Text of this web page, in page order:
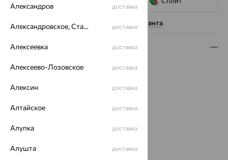
Нужна помощь консультанта
Описание
Вид изделия:гладкие
Металл:
Проба:585
Страна происхождения:
Бренд:АВРОРА
Александров доставка
Александровское, Ставропольский край доставка
Алексеевка доставка
Алексеево-Лозовское доставка
Алексин доставка
Алтайское доставка
Алупка доставка
Алушта доставка